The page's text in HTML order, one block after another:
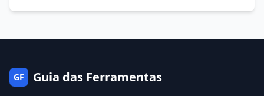
GF Guia das Ferramentas